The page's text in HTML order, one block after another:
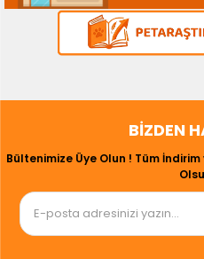
BIZDEN
Bültenimize Üye Olun ! Tüm